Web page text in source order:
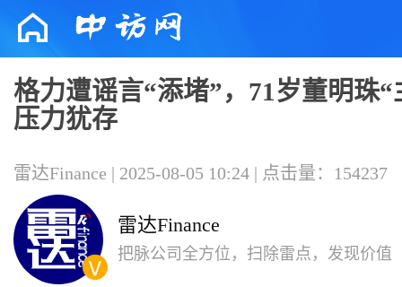
格力遭谣言“添堵”，71岁董明珠“
压力犹存
雷达Finance | 2025-08-05 10:24 | 点击量：154237
雷达Finance
把脉公司全方位，扫除雷点，发现价值